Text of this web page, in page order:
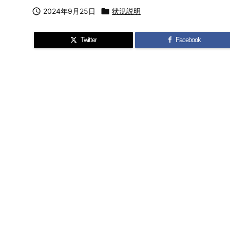
 2024年9月25日  状況説明
Twitter Facebook